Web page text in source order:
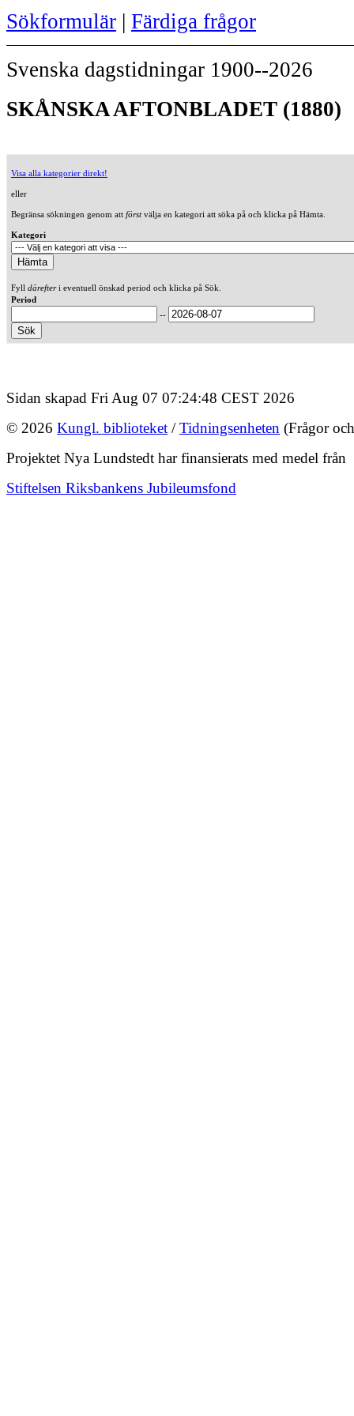
Sökformulär | Färdiga frågor
Svenska dagstidningar 1900--2026
SKÅNSKA AFTONBLADET (1880)
Visa alla kategorier direkt!
eller
Begränsa sökningen genom att förstvälja en kategori att söka på och klicka på Hämta.
Kategori
Fyll därefteri eventuell önskad period och klicka på Sök.
Period
--
Sidan skapad Fri Aug 07 07:24:48 CEST 2026
© 2026 Kungl. biblioteket /Tidningsenheten (Frågor
Projektet Nya Lundstedt har finansierats med medel från
Stiftelsen Riksbankens Jubileumsfond